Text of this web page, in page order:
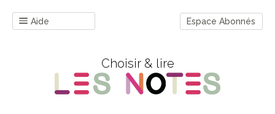
Aide Espace Abonnés
Choisir & lire